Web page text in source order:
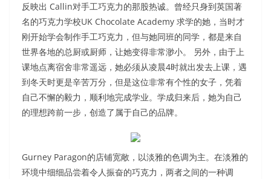
反映出 Callin对手工巧克力的那股热诚。曾经只身到英国著
名的巧克力学校UK Chocolate Academy 求学的她，当时才
刚开始学会制作手工巧克力，但与她同班的同学，都是来自
世界各地的总厨或厨师，让她变得非常渺小。 另外，由于上
课地点离宿舍非常遥远，她必须从凌晨4时就出发去上课，遇
到冬天时更是辛苦万分，但是这位非常有个性的女子，凭着
自己不懈的毅力，顺利地完成学业。学成归来后，她为自己
的理想跨前一步，创造了属于自己的品牌。
Gurney Paragon的店铺宽敞，以淡雅的色调为主。在淡雅的
环境中细细品尝着令人振奋的巧克力，两者之间的一种调